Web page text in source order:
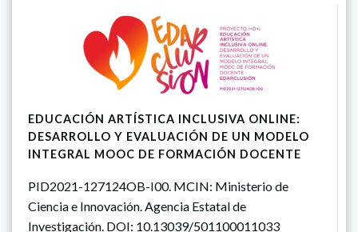
EDUCACIÓN ARTÍSTICA INCLUSIVA ONLINE:
DESARROLLO Y EVALUACIÓN DE UN MODELO
INTEGRAL MOOC DE FORMACIÓN DOCENTE
PID2021-127124OB-I00. MCIN: Ministerio de
Ciencia e Innovación. Agencia Estatal de
Investigación. DOI: 10.13039/501100011033